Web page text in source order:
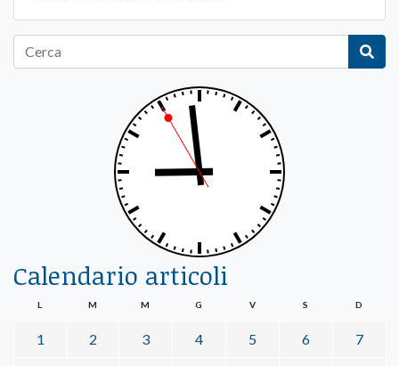
Calendario articoli
L M M G V S D
1 2 3 4 5 6 7